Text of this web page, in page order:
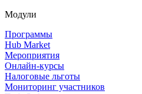
Модули
Программы
Hub Market
Мероприятия
Онлайн‑курсы
Налоговые льготы
Мониторинг участников